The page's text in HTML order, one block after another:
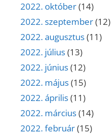
2022. október(14)
2022. szeptember(12)
2022. augusztus(11)
2022. július(13)
2022. június(12)
2022. május(15)
2022. április(11)
2022. március(14)
2022. február(15)